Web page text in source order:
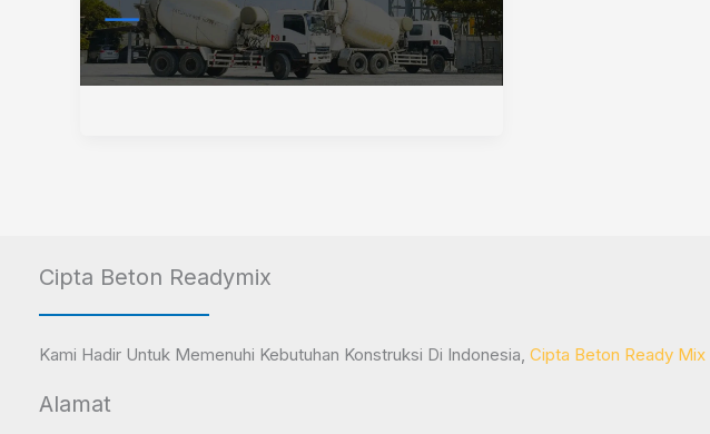
Cipta Beton Readymix
Kami Hadir Untuk Memenuhi Kebutuhan Konstruksi Di Indonesia, Cipta Beton Ready Mix
Alamat